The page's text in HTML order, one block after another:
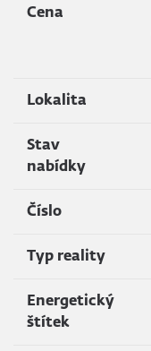
Cena
Lokalita
Stav
nabídky
Číslo
Typ reality
Energetický
štítek